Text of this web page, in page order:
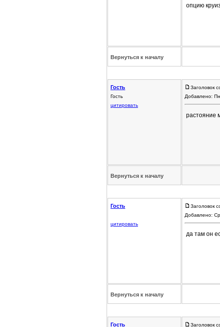
опцию
Вернуться к началу
Гость
Гость
цитировать
Заголовок
Добавлено:
растояние
Вернуться к началу
Гость
цитировать
Заголовок
Добавлено:
да там он
Вернуться к началу
Гость Заголовок